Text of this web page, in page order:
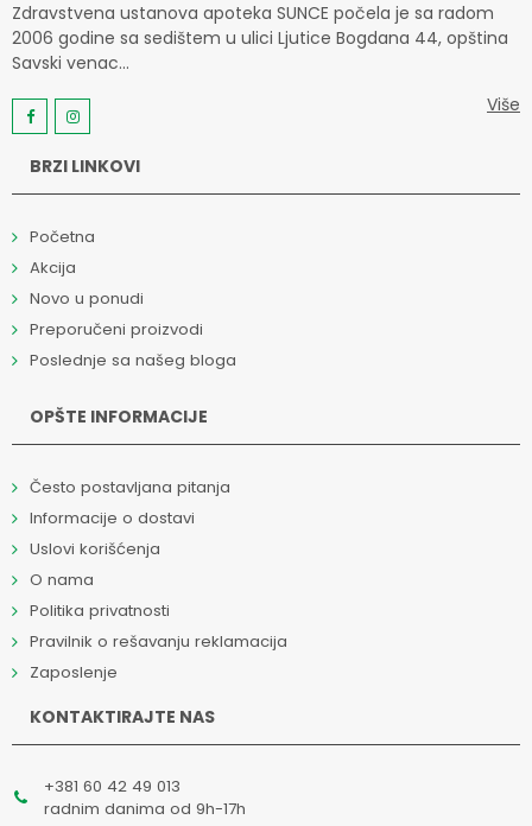
Zdravstvena ustanova apoteka SUNCE počela je sa radom
2006 godine sa sedištem u ulici Ljutice Bogdana 44, opština
Savski venac...
Više
BRZI LINKOVI
Početna
Akcija
Novo u ponudi
Preporučeni proizvodi
Poslednje sa našeg bloga
OPŠTE INFORMACIJE
Često postavljana pitanja
Informacije o dostavi
Uslovi korišćenja
O nama
Politika privatnosti
Pravilnik o rešavanju reklamacija
Zaposlenje
KONTAKTIRAJTE NAS
+381 60 42 49 013
radnim danima od 9h-17h